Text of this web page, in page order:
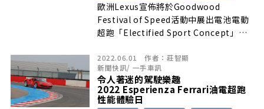
歐洲Lexus宣佈將於Goodwood
Festival of Speed活動中展出電池電動
超跑「Electified Sport Concept」…
2022.06.01 作者： 莊智顯
新聞快訊/ 一手車訊
令人著迷的駕駛樂趣
2022 Esperienza Ferrari油電超跑
性能體驗日